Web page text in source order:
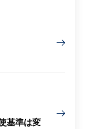
基準は変